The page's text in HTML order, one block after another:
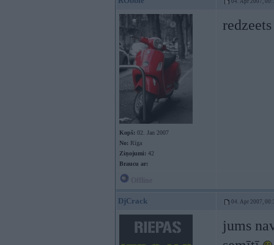
04. Apr 2007,
Kopš: 02. Jan 2007
No: Rīga
Ziņojumi: 42
Braucu ar:
DjCrack 04. Apr 2007,
jums